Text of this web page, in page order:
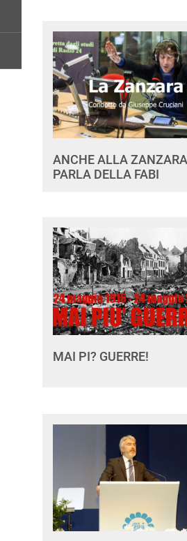
ANCHE ALLA
PARLA DELLA FABI
MAI PI? GUERRE!